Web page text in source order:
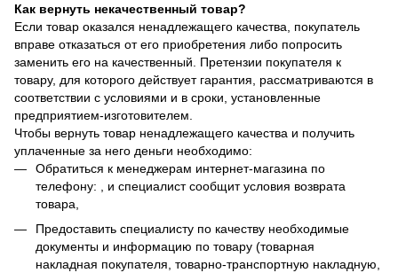
Как вернуть некачественный товар?
Если товар оказался ненадлежащего качества, покупатель
вправе отказаться от его приобретения либо попросить
заменить его на качественный. Претензии покупателя к
товару, для которого действует гарантия, рассматриваются в
соответствии с условиями и в сроки, установленные
предприятием-изготовителем.
Чтобы вернуть товар ненадлежащего качества и получить
уплаченные за него деньги необходимо:
Обратиться к менеджерам интернет-магазина по
телефону: , и специалист сообщит условия возврата
товара,
Предоставить специалисту по качеству необходимые
документы и информацию по товару (товарная
накладная покупателя, товарно-транспортную накладную,